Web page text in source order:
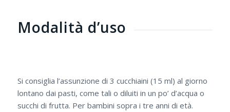
Modalità d’uso
Si consiglia l’assunzione di 3 cucchiaini (15 ml) al giorno
lontano dai pasti, come tali o diluiti in un po’ d’acqua o
succhi di frutta. Per bambini sopra i tre anni di età.